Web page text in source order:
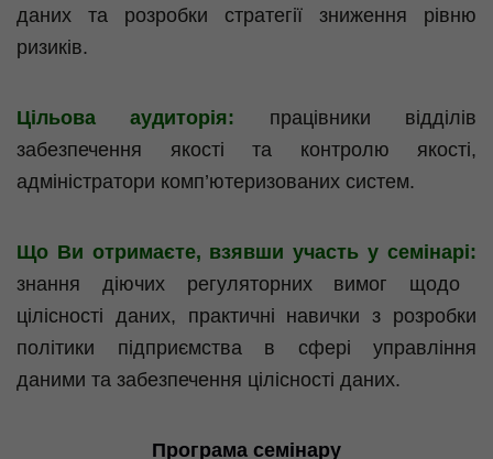
даних та розробки стратегії зниження рівню
ризиків.
Цільова аудиторія: працівники відділів
забезпечення якості та контролю якості,
адміністратори комп’ютеризованих систем.
Що Ви отримаєте, взявши участь у семінарі:
знання діючих регуляторних вимог щодо
цілісності даних, практичні навички з розробки
політики підприємства в сфері управління
даними та забезпечення цілісності даних.
Програма семінару